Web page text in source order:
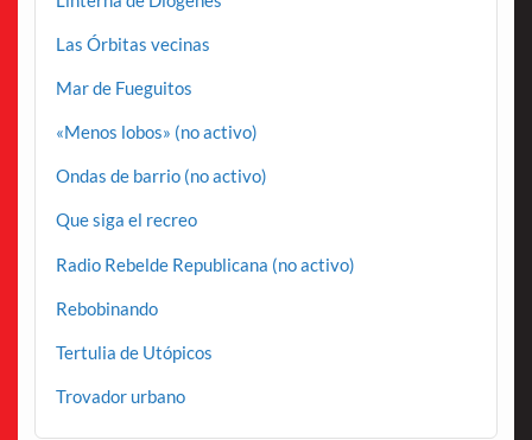
Las Órbitas vecinas
Mar de Fueguitos
«Menos lobos» (no activo)
Ondas de barrio (no activo)
Que siga el recreo
Radio Rebelde Republicana (no activo)
Rebobinando
Tertulia de Utópicos
Trovador urbano